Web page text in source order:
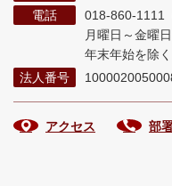
電話
018-860-1111
月曜日～金曜
年末年始を除く
法人番号
アクセス 部